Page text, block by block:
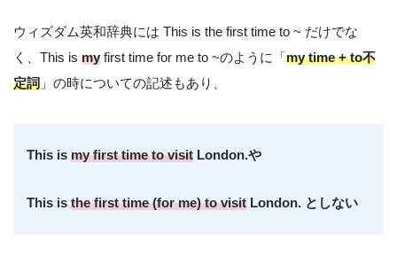
ウィズダム英和辞典には This is the first time to ~ だけでな
く、This is my first time for me to ~のように「my time + to不
定詞 」の時についての記述もあり、
This ismy first time to visit London.や
This isthe first time (for me) to visit London. としない